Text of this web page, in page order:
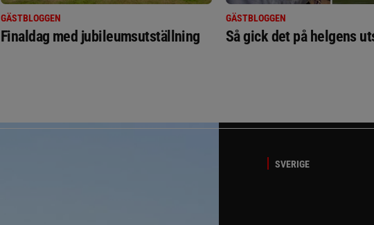
GÄSTBLOGGEN
Finaldag med jubileumsutställning
GÄSTBLOGGEN
Så gick det på helgens
SVERIGE